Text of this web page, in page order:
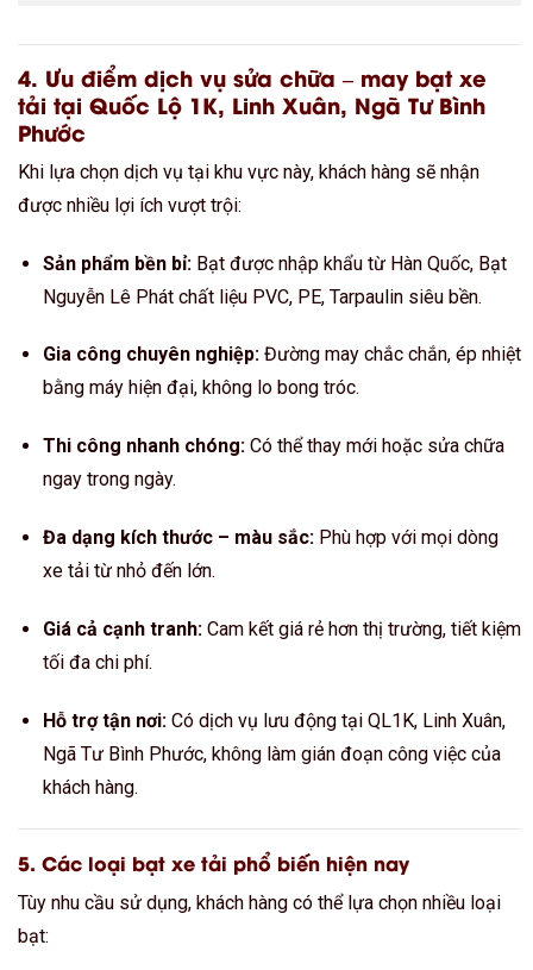
4. Ưu điểm dịch vụ sửa chữa – may bạt xe
tải tại Quốc Lộ 1K, Linh Xuân, Ngã Tư Bình
Phước
Khi lựa chọn dịch vụ tại khu vực này, khách hàng sẽ nhận
được nhiều lợi ích vượt trội:
Sản phẩm bền bỉ:Bạt được nhập khẩu từ Hàn Quốc, Bạt
Nguyễn Lê Phát chất liệu PVC, PE, Tarpaulin siêu bền.
Gia công chuyên nghiệp:Đường may chắc chắn, ép nhiệt
bằng máy hiện đại, không lo bong tróc.
Thi công nhanh chóng:Có thể thay mới hoặc sửa chữa
ngay trong ngày.
Đa dạng kích thước – màu sắc:Phù hợp với mọi dòng
xe tải từ nhỏ đến lớn.
Giá cả cạnh tranh:Cam kết giá rẻ hơn thị trường, tiết kiệm
tối đa chi phí.
Hỗ trợ tận nơi:Có dịch vụ lưu động tại QL1K, Linh Xuân,
Ngã Tư Bình Phước, không làm gián đoạn công việc của
khách hàng.
5. Các loại bạt xe tải phổ biến hiện nay
Tùy nhu cầu sử dụng, khách hàng có thể lựa chọn nhiều loại
bạt: